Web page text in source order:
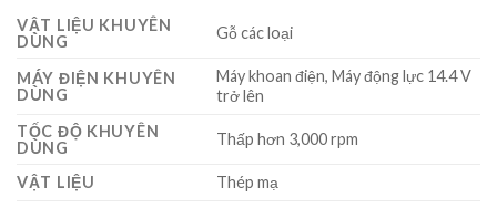
VẬT LIỆU KHUYÊN
DÙNG
Gỗ các loại
MÁY ĐIỆN KHUYÊN
DÙNG
Máy khoan điện, Máy động lực 14.4 V
trở lên
TỐC ĐỘ KHUYÊN
DÙNG
Thấp hơn 3,000 rpm
VẬT LIỆU
Thép mạ